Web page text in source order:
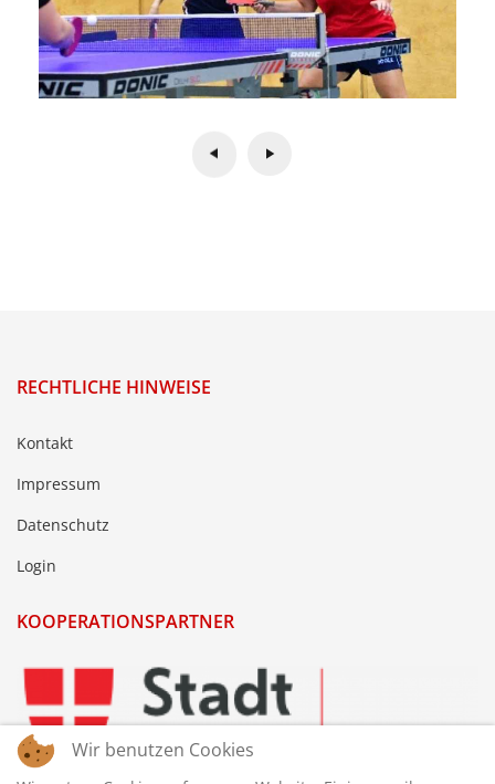
RECHTLICHE HINWEISE
Kontakt
Impressum
Datenschutz
Login
KOOPERATIONSPARTNER
Wir benutzen Cookies